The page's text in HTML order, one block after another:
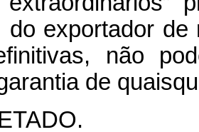
do exportador
não
de